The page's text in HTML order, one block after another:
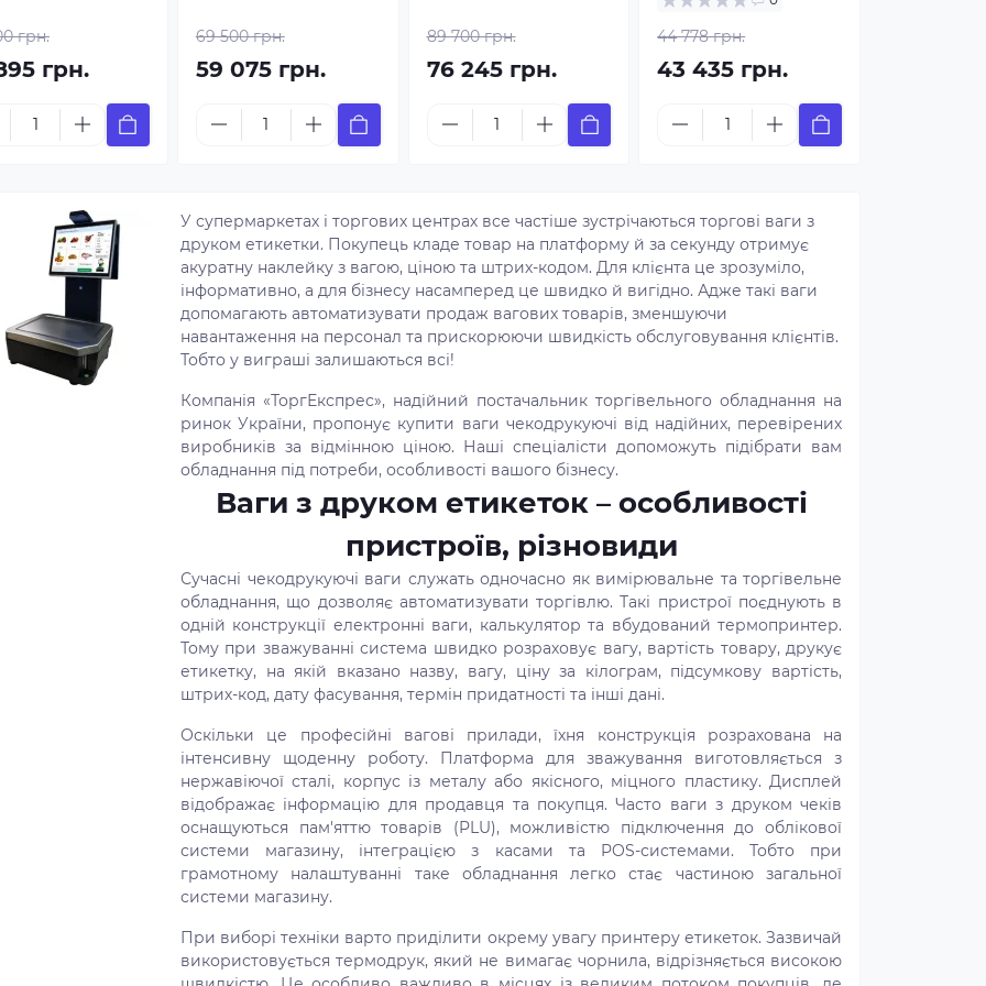
грн.
грн.
69 500 грн.
59 075 грн.
89 700 грн.
76 245 грн.
44 778 грн.
43 435 грн.
У супермаркетах і торгових центрах все частіше зустрічаються торгові ваги з
друком етикетки. Покупець кладе товар на платформу й за секунду отримує
акуратну наклейку з вагою, ціною та штрих-кодом. Для клієнта це зрозуміло,
інформативно, а для бізнесу насамперед це швидко й вигідно. Адже такі ваги
допомагають автоматизувати продаж вагових товарів, зменшуючи
навантаження на персонал та прискорюючи швидкість обслуговування клієнтів.
Тобто у виграші залишаються всі!
Компанія «ТоргЕкспрес», надійний постачальник торгівельного обладнання на
ринок України, пропонує купити ваги чекодрукуючі від надійних, перевірених
виробників за відмінною ціною. Наші спеціалісти допоможуть підібрати вам
обладнання під потреби, особливості вашого бізнесу.
Ваги з друком етикеток – особливості
пристроїв, різновиди
Сучасні чекодрукуючі ваги служать одночасно як вимірювальне та торгівельне
обладнання, що дозволяє автоматизувати торгівлю. Такі пристрої поєднують в
одній конструкції електронні ваги, калькулятор та вбудований термопринтер.
Тому при зважуванні система швидко розраховує вагу, вартість товару, друкує
етикетку, на якій вказано назву, вагу, ціну за кілограм, підсумкову вартість,
штрих-код, дату фасування, термін придатності та інші дані.
Оскільки це професійні вагові прилади, їхня конструкція розрахована на
інтенсивну щоденну роботу. Платформа для зважування виготовляється з
нержавіючої сталі, корпус із металу або якісного, міцного пластику. Дисплей
відображає інформацію для продавця та покупця. Часто ваги з друком чеків
оснащуються пам'яттю товарів (PLU), можливістю підключення до облікової
системи магазину, інтеграцією з касами та POS-системами. Тобто при
грамотному налаштуванні таке обладнання легко стає частиною загальної
системи магазину.
При виборі техніки варто приділити окрему увагу принтеру етикеток. Зазвичай
використовується термодрук, який не вимагає чорнила, відрізняється високою